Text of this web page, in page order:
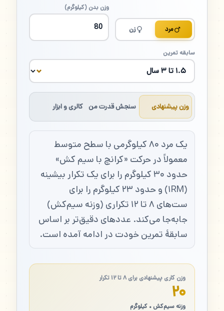
مرد زن
وزن بدن (کیلوگرم)
سابقه تمرین
وزن پیشنهادی سنجش قدرت من کالری و ابزار
یک مرد ۸۰ کیلوگرمی با سطح متوسط
معمولاً در حرکت «کرانچ با سیم کش»
حدود ۳۰ کیلوگرم را برای یک تکرار بیشینه
(۱RM) و حدود ۲۳ کیلوگرم را برای
ست‌های ۸ تا ۱۲ تکراری (وزنه سیم‌کش)
جابه‌جا می‌کند. عددهای دقیق‌تر بر اساس
سابقهٔ تمرین خودت در ادامه آمده است.
وزن کاری پیشنهادی برای ۸ تا ۱۲ تکرار
۲۰
وزنه سیم‌کش • کیلوگرم